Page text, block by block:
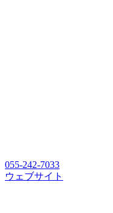
055-242-7033
ウェブサイト